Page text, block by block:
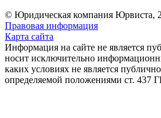
© Юридическая компания Юрвиста,
Правовая информация
Карта сайта
Информация на сайте не является
носит исключительно
каких условиях не является
определяемой положениями ст. 437